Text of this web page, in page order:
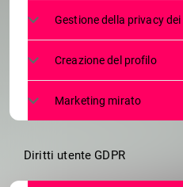
Gestione della privacy
Creazione del profilo
Marketing mirato
Diritti utente GDPR